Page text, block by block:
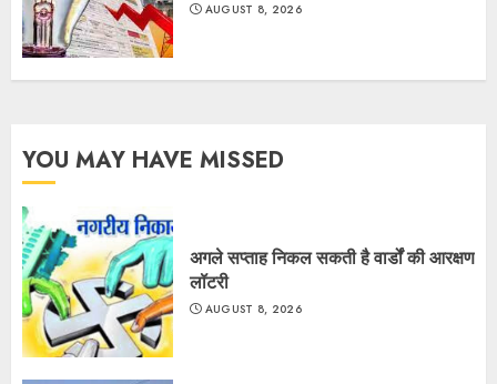
AUGUST 8, 2026
YOU MAY HAVE MISSED
अगले सप्ताह निकल सकती है वार्डों की आरक्षण
लॉटरी
AUGUST 8, 2026